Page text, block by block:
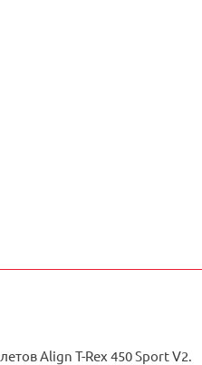
Align T-Rex 450 Sport V2.